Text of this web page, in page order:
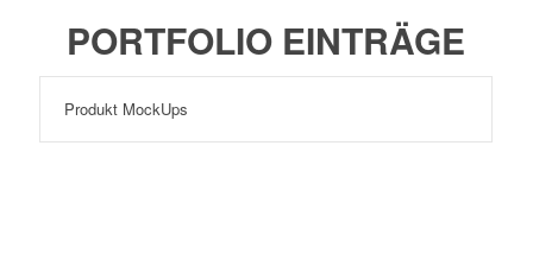
PORTFOLIO EINTRÄGE
Produkt MockUps